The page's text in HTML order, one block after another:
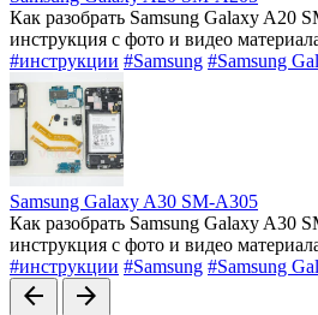
Как разобрать Samsung Galaxy A20
инструкция с фото и видео
#инструкции #Samsung #Samsung
Samsung Galaxy A30 SM-A305
Как разобрать Samsung Galaxy A30
инструкция с фото и видео
#инструкции #Samsung #Samsung
arrow_back arrow_forward